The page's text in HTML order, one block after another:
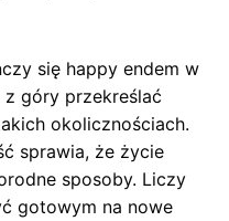
się happy endem w
góry przekreślać
okolicznościach.
sprawia, że życie
sposoby. Liczy
gotowym na nowe